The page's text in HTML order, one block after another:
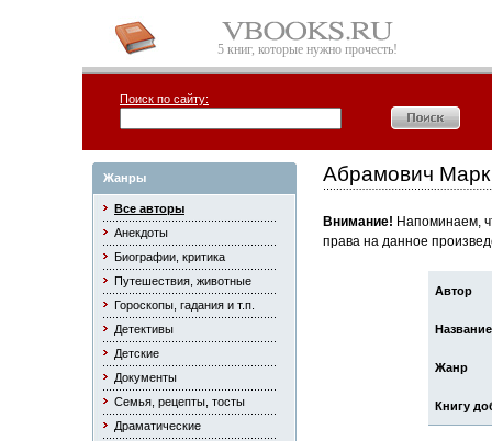
5 книг, которые нужно прочесть!
Поиск по сайту:
Жанры
Все авторы
Анекдоты
Биографии, критика
Путешествия, животные
Гороскопы, гадания и т.п.
Детективы
Детские
Документы
Семья, рецепты, тосты
Драматические
Абрамович
Внимание! Напоминаем,
права на данное
Автор
Название
Жанр
Книгу